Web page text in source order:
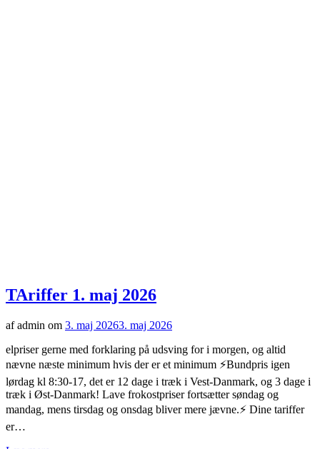
TAriffer 1. maj 2026
af admin om 3. maj 20263. maj 2026
elpriser gerne med forklaring på udsving for i morgen, og altid
nævne næste minimum hvis der er et minimum ⚡️Bundpris igen
lørdag kl 8:30-17, det er 12 dage i træk i Vest-Danmark, og 3 dage i
træk i Øst-Danmark! Lave frokostpriser fortsætter søndag og
mandag, mens tirsdag og onsdag bliver mere jævne.⚡️ Dine tariffer
er…